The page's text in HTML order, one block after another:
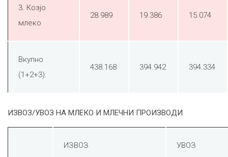
3. Козјо
млеко
28.989 19.386 15.074
Вкупно
(1+2+3):
438.168 394.942 394.334
ИЗВОЗ/УВОЗ НА МЛЕКО И МЛЕЧНИ ПРОИЗВОДИ
ИЗВОЗ УВОЗ